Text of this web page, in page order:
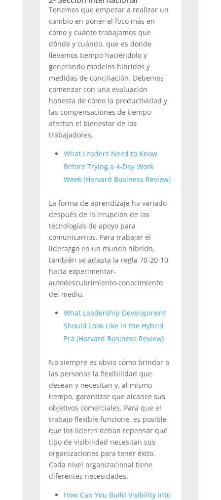
Tenemos que empezar a realizar un
cambio en poner el foco más en
cómo y cuánto trabajamos que
dónde y cuándo, que es donde
llevamos tiempo haciéndolo y
generando modelos híbridos y
medidas de conciliación. Debemos
comenzar con una evaluación
honesta de cómo la productividad y
las compensaciones de tiempo
afectan el bienestar de los
trabajadores.
What Leaders Need to Know
Before Trying a 4-Day Work
Week (Harvard Business Review)
La forma de aprendizaje ha variado
después de la irrupción de las
tecnologías de apoyo para
comunicarnos. Para trabajar el
liderazgo en un mundo híbrido,
también se adapta la regla 70-20-10
hacia experimentar-
autodescubrimiento-conocimiento
del medio.
What Leadership Development
Should Look Like in the Hybrid
Era (Harvard Business Review)
No siempre es obvio cómo brindar a
las personas la flexibilidad que
desean y necesitan y, al mismo
tiempo, garantizar que alcance sus
objetivos comerciales. Para que el
trabajo flexible funcione, es posible
que los líderes deban repensar qué
tipo de visibilidad necesitan sus
organizaciones para tener éxito.
Cada nivel organizacional tiene
diferentes necesidades.
How Can You Build Visibility into